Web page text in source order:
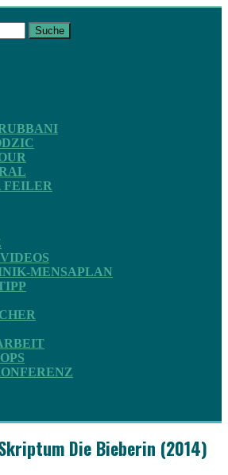
Suche
FEILER
MENSAPLAN
Die Bieberin (2014)